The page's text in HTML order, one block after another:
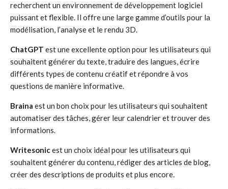
recherchent un environnement de développement logiciel
puissant et flexible. Il offre une large gamme d’outils pour la
modélisation, l’analyse et le rendu 3D.
ChatGPT est une excellente option pour les utilisateurs qui
souhaitent générer du texte, traduire des langues, écrire
différents types de contenu créatif et répondre à vos
questions de manière informative.
Braina est un bon choix pour les utilisateurs qui souhaitent
automatiser des tâches, gérer leur calendrier et trouver des
informations.
Writesonicest un choix idéal pour les utilisateurs qui
souhaitent générer du contenu, rédiger des articles de blog,
créer des descriptions de produits et plus encore.